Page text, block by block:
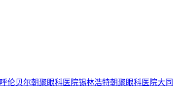
呼伦贝尔朝聚眼科医院锡林浩特朝聚眼科医院大同